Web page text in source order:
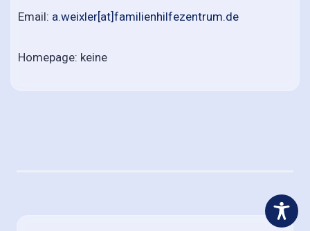
Email: a.weixler[at]familienhilfezentrum.de
Homepage: keine